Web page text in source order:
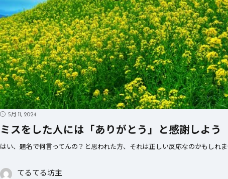
5月 11, 2024
ミスをした人には「ありがとう」と感謝しよう
はい、題名で何言ってんの？と思われた方、それは正しい反応なのかもしれ
てるてる坊主